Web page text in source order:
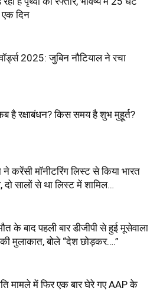
एक दिन
2025: जुबिन नौटियाल ने रचा
है रक्षाबंधन? किस समय है शुभ मुहूर्त?
ने करेंसी मॉनीटरिंग लिस्ट से किया भारत
दो सालों से था लिस्ट में शामिल…
के बाद पहली बार डीजीपी से हुई मूसेवाला
मुलाकात, बोले “देश छोड़कर….”
मामले में फिर एक बार घेरे गए AAP के